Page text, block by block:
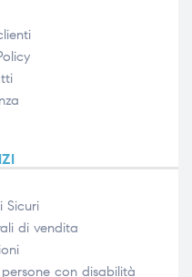
Sicuri
di vendita
con disabilità​